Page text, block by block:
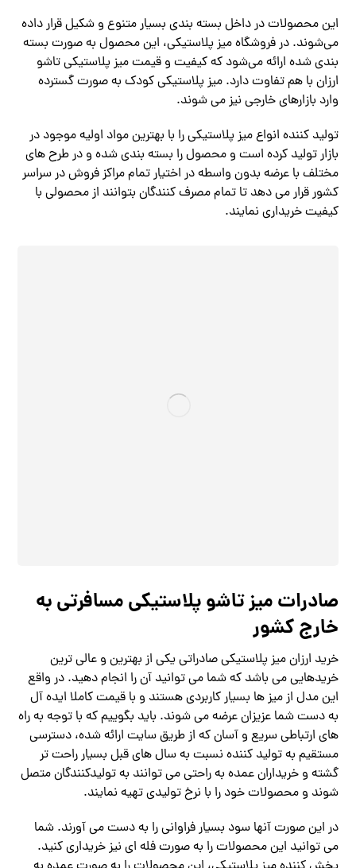
این محصولات در داخل بسته بندی بسیار متنوع و شکیل قرار داده
می‌شوند. در فروشگاه میز پلاستیکی، این محصول به صورت بسته
بندی شده ارائه می‌شود که کیفیت و قیمت میز پلاستیکی تاشو
ارزان با هم تفاوت دارد. میز پلاستیکی کودک به صورت گسترده
وارد بازارهای خارجی نیز می شوند.
تولید کننده انواع میز پلاستیکی را با بهترین مواد اولیه موجود در
بازار تولید کرده است و محصول را بسته بندی شده و در طرح های
مختلف با عرضه بدون واسطه در اختیار تمام مراکز فروش در سراسر
کشور قرار می دهد تا تمام مصرف کنندگان بتوانند از محصولی با
کیفیت خریداری نمایند.
صادرات میز تاشو پلاستیکی مسافرتی به
خارج کشور
خرید ارزان میز پلاستیکی صادراتی یکی از بهترین و عالی ترین
خریدهایی می باشد که شما می توانید آن را انجام دهید. در واقع
این مدل از میز ‌ها بسیار کاربردی هستند و با قیمت کاملا ایده آل
به دست شما عزیزان عرضه می شوند. باید بگوییم که با توجه به راه
های ارتباطی سریع و آسان که از طریق سایت ارائه شده، دسترسی
مستقیم به تولید کننده نسبت به سال ‌های قبل بسیار راحت تر
گشته و خریداران عمده به راحتی می توانند به تولیدکنندگان متصل
شوند و محصولات خود را با نرخ تولیدی تهیه نمایند.
در این صورت آنها سود بسیار فراوانی را به دست می آورند. شما
می توانید این محصولات را به صورت فله ای نیز خریداری کنید.